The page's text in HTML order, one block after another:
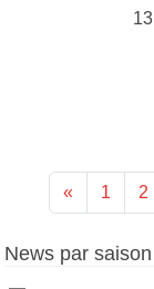
« 1 2
News par saison